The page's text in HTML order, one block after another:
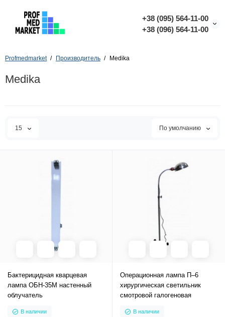
+38 (095) 564-11-00
+38 (096) 564-11-00
Profmedmarket Производитель Medika
Medika
15 По умолчанию
Бактерицидная кварцевая
лампа ОБН-35М настенный
облучатель
В наличии
Операционная лампа П–6
хирургическая светильник
смотровой галогеновая
В наличии